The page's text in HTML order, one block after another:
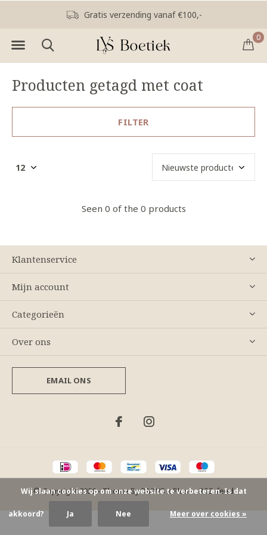
0
Gratis verzending vanaf €100,-
Producten getagd met coat
FILTER
Seen 0 of the 0 products
Klantenservice
Mijn account
Categorieën
Over ons
EMAIL ONS
© Copyright2026- Theme ByDMWS xPlus+-RSS-feed
Wij slaan cookies op om onze website te verbeteren. Is dat
akkoord? Ja Nee Meer over cookies »